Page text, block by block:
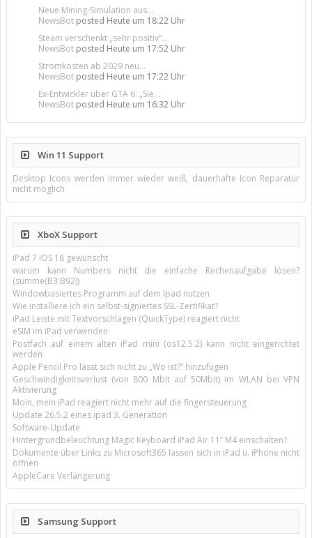
Neue Mining-Simulation aus...
NewsBot posted Heute um 18:22 Uhr
Steam verschenkt „sehr positiv“...
NewsBot posted Heute um 17:52 Uhr
Stromkosten ab 2029 neu...
NewsBot posted Heute um 17:22 Uhr
Ex-Entwickler über GTA 6: „Sie...
NewsBot posted Heute um 16:32 Uhr
Win 11 Support
Desktop Icons werden immer wieder weiß, dauerhafte Icon Reparatur
nicht möglich
XboX Support
iPad 7 iOS 18 gewünscht
warum kann Numbers nicht die einfache Rechenaufgabe lösen?
(summe(B3:B92))
Windowbasiertes Programm auf dem Ipad nutzen
Wie installiere ich ein selbst-signiertes SSL-Zertifikat?
iPad Leiste mit Textvorschlägen (QuickType) reagiert nicht
eSIM im iPad verwenden
Postfach auf einem alten iPad mini (os12.5.2) kann nicht eingerichtet
werden
Apple Pencil Pro lässt sich nicht zu „Wo ist?“ hinzufügen
Geschwindigkeitsverlust (von 800 Mbit auf 50Mbit) im WLAN bei VPN
Aktivierung
Moin, mein iPad reagiert nicht mehr auf die fingersteuerung
Update 26.5.2 eines ipad 3. Generation
Software-Update
Hintergrundbeleuchtung Magic Keyboard iPad Air 11’’ M4 einschalten?
Dokumente über Links zu Microsoft365 lassen sich in iPad u. iPhone nicht
öffnen
AppleCare Verlängerung
Samsung Support